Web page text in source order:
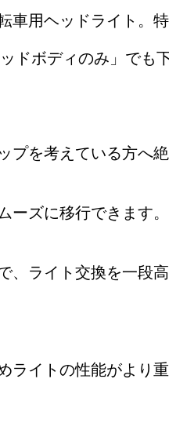
車用ヘッドライト。
ドボディのみ」でも
を考えている方へ絶
ーズに移行できます。
、ライト交換を一段
イトの性能がより重